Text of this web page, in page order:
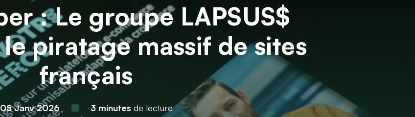
: Le groupe LAPSUS$
piratage massif de sites
français
05 Janv 2026 3 minutes de lecture